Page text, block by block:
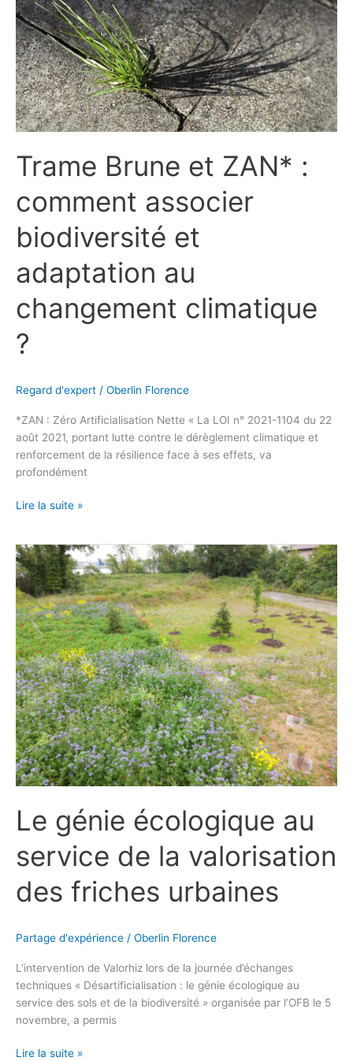
Trame Brune et ZAN* :
comment associer
biodiversité et
adaptation au
changement climatique
?
Regard d'expert / Oberlin Florence
*ZAN : Zéro Artificialisation Nette « La LOI n° 2021-1104 du 22
août 2021, portant lutte contre le dérèglement climatique et
renforcement de la résilience face à ses effets, va
profondément
comment
associer
biodiversité
et
adaptation
au
changement
climatique
Lire la suite »
Le génie écologique au
service de la valorisation
des friches urbaines
Partage d'expérience / Oberlin Florence
L’intervention de Valorhiz lors de la journée d’échanges
techniques « Désartificialisation : le génie écologique au
service des sols et de la biodiversité » organisée par l’OFB le 5
novembre, a permis
Le
génie
écologique
au
service
de
la
valorisation
des
friches
urbaines
Lire la suite »